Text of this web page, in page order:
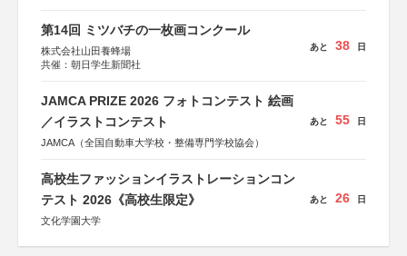
第14回 ミツバチの一枚画コンクール
株式会社山田養蜂場
共催：朝日学生新聞社
あと 38 日
JAMCA PRIZE 2026 フォトコンテスト 絵画
／イラストコンテスト
JAMCA（全国自動車大学校・整備専門学校協会）
あと 55 日
高校生ファッションイラストレーションコン
テスト 2026《高校生限定》
文化学園大学
あと 26 日